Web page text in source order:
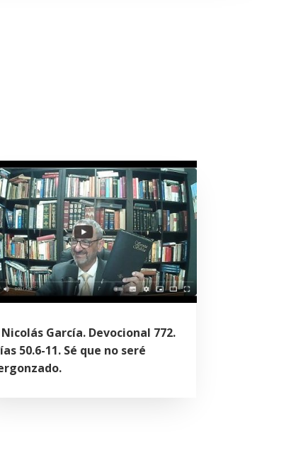
Nicolás García. Devocional 772.
50.6-11. Sé que no seré